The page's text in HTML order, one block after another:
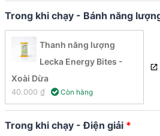
Trong khi chạy - Bánh năng
Thanh năng lượng
Lecka Energy Bites -
Xoài Dừa
40.000 ₫ Còn hàng
Trong khi chạy - Điện giải